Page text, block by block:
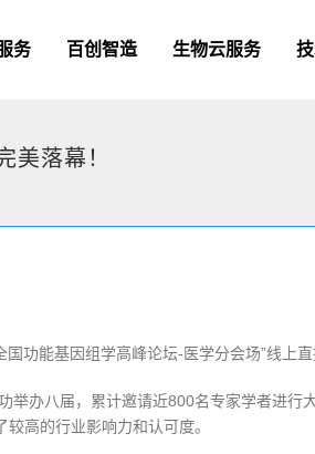
务 百创智造 生物云服务
美落幕！
功能基因组学高峰论坛-医学分会场”线上直
办八届，累计邀请近800名专家学者进行
高的行业影响力和认可度。